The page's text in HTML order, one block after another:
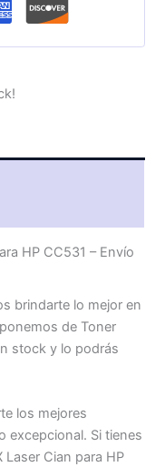
HP CC531 – Envío
brindarte lo mejor en
de Toner
stock y lo podrás
los mejores
excepcional. Si tienes
Laser Cian para HP